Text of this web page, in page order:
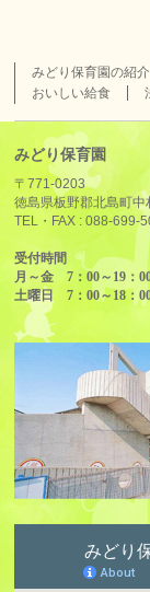
みどり保育園の紹介
おいしい給食
みどり保育園
〒771-0203
徳島県板野郡北島町
TEL・FAX :088-699-
受付時間
月～金 7：00～19：
土曜日 7：00～18：